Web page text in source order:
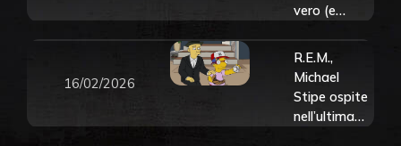
vero (e
significato
nascosto del
brano dei
R.E.M.
16/02/2026
R.E.M.,
Michael
Stipe ospite
nell’ultima